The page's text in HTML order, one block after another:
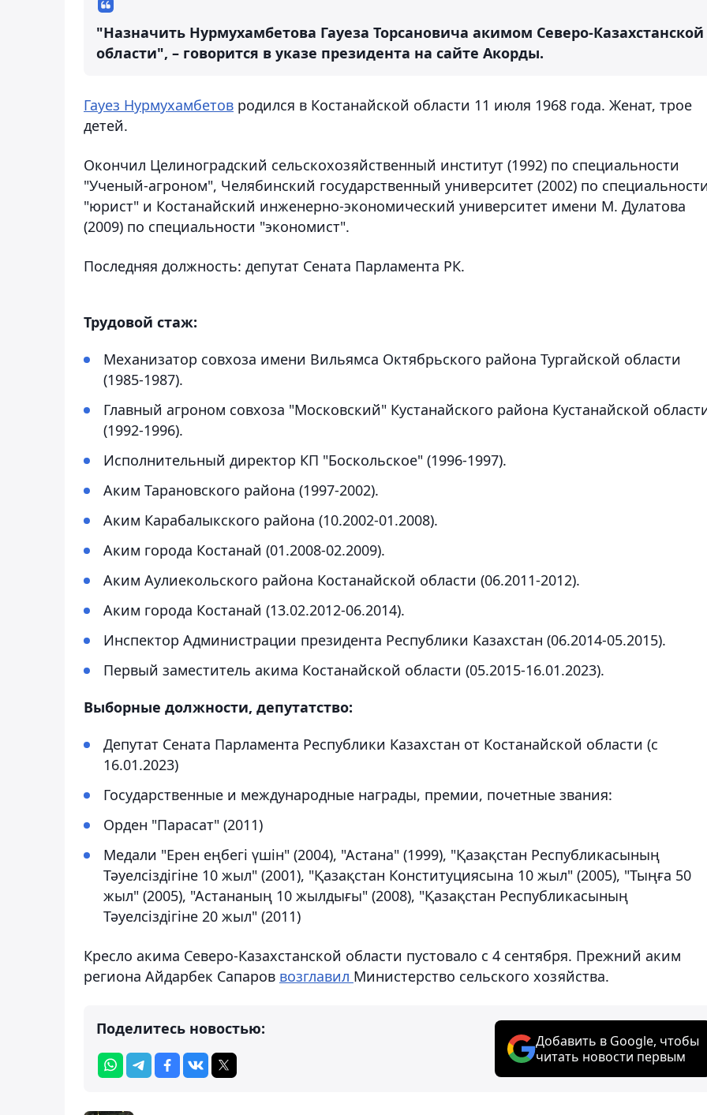
"Назначить Нурмухамбетова Гауеза Торсановича акимом Северо-Казахстанской
области", – говорится в указе президента на сайте Акорды.
Гауез Нурмухамбетов родился в Костанайской области 11 июля 1968 года. Женат, трое
детей.
Окончил Целиноградский сельскохозяйственный институт (1992) по специальности
"Ученый-агроном", Челябинский государственный университет (2002) по
"юрист" и Костанайский инженерно-экономический университет имени М. Дулатова
(2009) по специальности "экономист".
Последняя должность: депутат Сената Парламента РК.
Трудовой стаж:
Механизатор совхоза имени Вильямса Октябрьского района Тургайской области
(1985-1987).
Главный агроном совхоза "Московский" Кустанайского района Кустанайской
(1992-1996).
Исполнительный директор КП "Боскольское" (1996-1997).
Аким Тарановского района (1997-2002).
Аким Карабалыкского района (10.2002-01.2008).
Аким города Костанай (01.2008-02.2009).
Аким Аулиекольского района Костанайской области (06.2011-2012).
Аким города Костанай (13.02.2012-06.2014).
Инспектор Администрации президента Республики Казахстан (06.2014-05.2015).
Первый заместитель акима Костанайской области (05.2015-16.01.2023).
Выборные должности, депутатство:
Депутат Сената Парламента Республики Казахстан от Костанайской области (с
16.01.2023)
Государственные и международные награды, премии, почетные звания:
Орден "Парасат" (2011)
Медали "Ерен еңбегі үшін" (2004), "Астана" (1999), "Қазақстан Республикасының
Тәуелсіздігіне 10 жыл" (2001), "Қазақстан Конституциясына 10 жыл" (2005), "Тыңға 50
жыл" (2005), "Астананың 10 жылдығы" (2008), "Қазақстан Республикасының
Тәуелсіздігіне 20 жыл" (2011)
Кресло акима Северо-Казахстанской области пустовало с 4 сентября. Прежний аким
региона Айдарбек Сапаров возглавил Министерство сельского хозяйства.
Поделитесь новостью:
Добавить в Google, чтобы
читать новости первым